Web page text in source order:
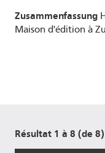
Zusammenfassung
Maison d'édition à
Résultat 1 à 8 (de 8)